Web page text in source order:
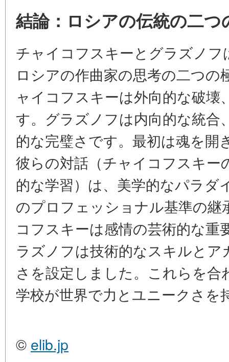
結論：ロシアの伝統の二つ
チャイコフスキーとグラズノ
ロシアの作曲家の思考の二つ
ャイコフスキーは外向的な破壊
す。グラズノフは内向的な統合
的な完璧さです。最初は魂を開
彼らの対話（チャイコフスキー
的な学習）は、美学的なパラダ
のプロフェッショナル基準の
コフスキーは感情の芸術的な
ラズノフは技術的なスキルと
さを設定しました。これらを
学校が世界で力とユニークさを
© elib.jp